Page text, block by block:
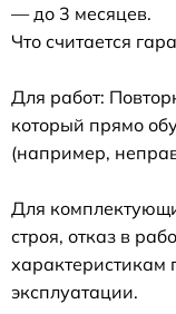
— до 3 месяцев.
Что считается
Для работ:
который прямо
(например,
Для
строя, отказ в
характеристикам
эксплуатации.